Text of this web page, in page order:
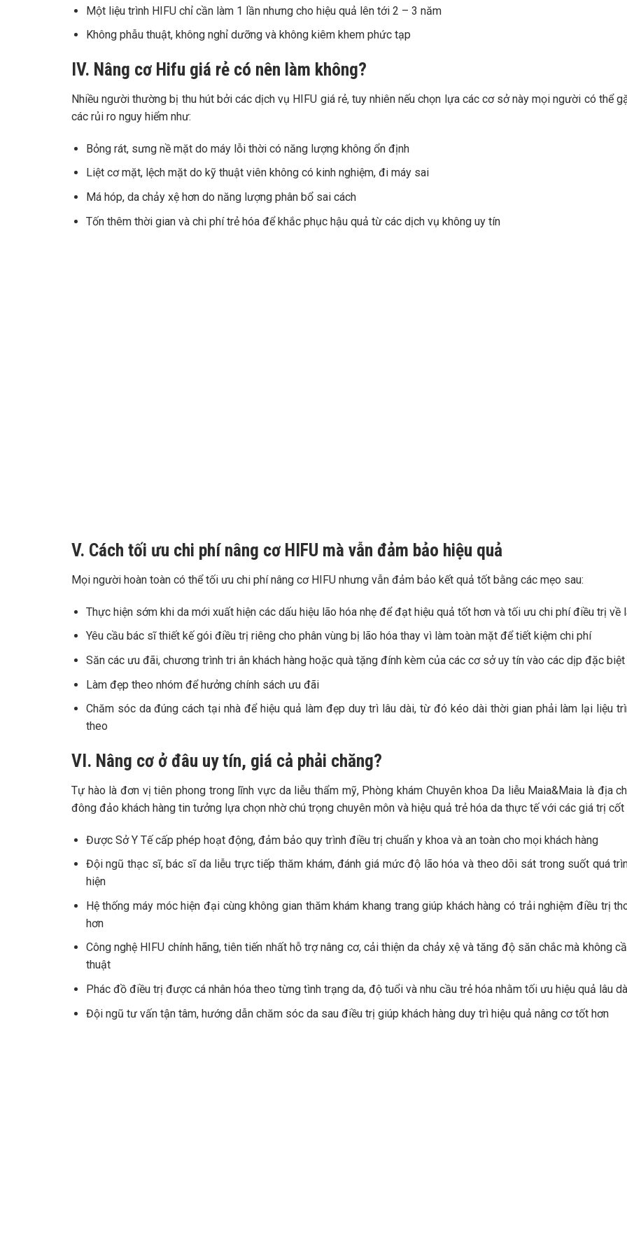
Một liệu trình HIFU chỉ cần làm 1 lần nhưng cho hiệu quả lên tới 2 – 3 năm
Không phẫu thuật, không nghỉ dưỡng và không kiêm khem phức tạp
IV. Nâng cơ Hifu giá rẻ có nên làm không?
Nhiều người thường bị thu hút bởi các dịch vụ HIFU giá rẻ, tuy nhiên nếu chọn lựa các cơ sở này mọi người có thể
các rủi ro nguy hiểm như:
Bỏng rát, sưng nề mặt do máy lỗi thời có năng lượng không ổn định
Liệt cơ mặt, lệch mặt do kỹ thuật viên không có kinh nghiệm, đi máy sai
Má hóp, da chảy xệ hơn do năng lượng phân bổ sai cách
Tốn thêm thời gian và chi phí trẻ hóa để khắc phục hậu quả từ các dịch vụ không uy tín
V. Cách tối ưu chi phí nâng cơ HIFU mà vẫn đảm bảo hiệu quả
Mọi người hoàn toàn có thể tối ưu chi phí nâng cơ HIFU nhưng vẫn đảm bảo kết quả tốt bằng các mẹo sau:
Thực hiện sớm khi da mới xuất hiện các dấu hiệu lão hóa nhẹ để đạt hiệu quả tốt hơn và tối ưu chi phí điều trị về
Yêu cầu bác sĩ thiết kế gói điều trị riêng cho phân vùng bị lão hóa thay vì làm toàn mặt để tiết kiệm chi phí
Săn các ưu đãi, chương trình tri ân khách hàng hoặc quà tặng đính kèm của các cơ sở uy tín vào các dịp đặc biệt
Làm đẹp theo nhóm để hưởng chính sách ưu đãi
Chăm sóc da đúng cách tại nhà để hiệu quả làm đẹp duy trì lâu dài, từ đó kéo dài thời gian phải làm lại liệu
theo
VI. Nâng cơ ở đâu uy tín, giá cả phải chăng?
Tự hào là đơn vị tiên phong trong lĩnh vực da liễu thẩm mỹ, Phòng khám Chuyên khoa Da liễu Maia&Maia là địa
đông đảo khách hàng tin tưởng lựa chọn nhờ chú trọng chuyên môn và hiệu quả trẻ hóa da thực tế với các giá trị cốt
Được Sở Y Tế cấp phép hoạt động, đảm bảo quy trình điều trị chuẩn y khoa và an toàn cho mọi khách hàng
Đội ngũ thạc sĩ, bác sĩ da liễu trực tiếp thăm khám, đánh giá mức độ lão hóa và theo dõi sát trong suốt quá
hiện
Hệ thống máy móc hiện đại cùng không gian thăm khám khang trang giúp khách hàng có trải nghiệm điều trị
hơn
Công nghệ HIFU chính hãng, tiên tiến nhất hỗ trợ nâng cơ, cải thiện da chảy xệ và tăng độ săn chắc mà không
thuật
Phác đồ điều trị được cá nhân hóa theo từng tình trạng da, độ tuổi và nhu cầu trẻ hóa nhằm tối ưu hiệu quả lâu
Đội ngũ tư vấn tận tâm, hướng dẫn chăm sóc da sau điều trị giúp khách hàng duy trì hiệu quả nâng cơ tốt hơn